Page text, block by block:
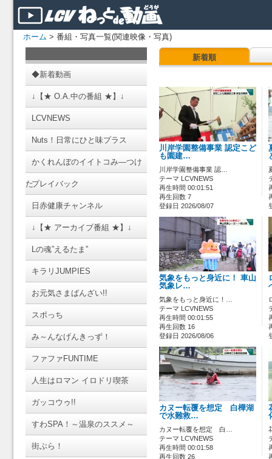
ホーム > 番組・写真一覧(関連映像・写真)
◆新着動画
↓【★ O.A.中の番組 ★】↓
LCVNEWS
Nuts！日常にひと味プラス
かくれんぼのイイトコみ―つけ
たプレイバック
日赤健康チャンネル
↓【★ アーカイブ番組 ★】↓
Lの魂”えるたま”
キラリJUMPIES
お元気さまばんざい!!
スポっち
み～んなげんきっず！
ファファFUNTIME
人生はロマン イロドリ喫茶
ガッコウゥ!!
すわSPA！～温泉のススメ～
街ぶら！
新着順
川岸学園整備事業 認定こど
も園建…
川岸学園整備事業 認…
テーマ LCVNEWS
再生時間 00:01:51
再生回数 7
登録日 2026/08/07
気象をもっと身近に！ 車山
気象レ…
気象をもっと身近に！…
テーマ LCVNEWS
再生時間 00:01:55
再生回数 16
登録日 2026/08/06
カヌー転覆を想定 白樺湖
で水難救…
カヌー転覆を想定 白…
テーマ LCVNEWS
再生時間 00:01:58
再生回数 26